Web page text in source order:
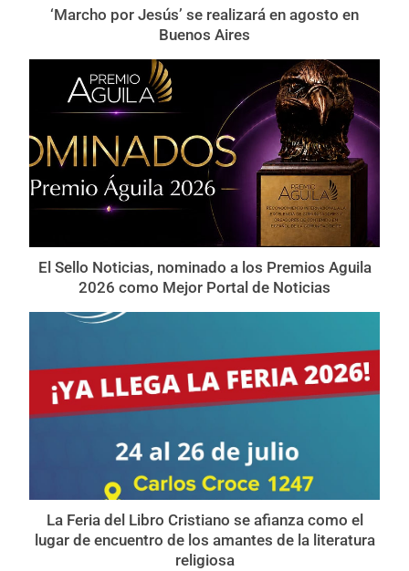
‘Marcho por Jesús’ se realizará en agosto en
Buenos Aires
El Sello Noticias, nominado a los Premios Aguila
2026 como Mejor Portal de Noticias
La Feria del Libro Cristiano se afianza como el
lugar de encuentro de los amantes de la literatura
religiosa